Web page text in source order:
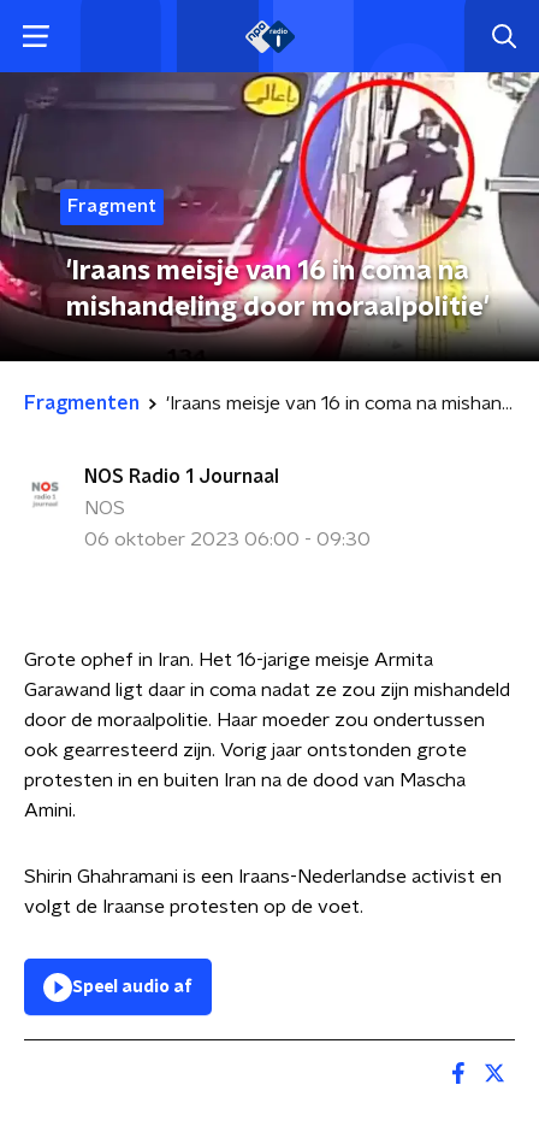
Fragment
'Iraans meisje van 16 in coma na
mishandeling door moraalpolitie'
Fragmenten 'Iraans meisje van 16 in coma na mishandeling door moraalpolitie'
NOS Radio 1 Journaal
NOS
06 oktober 2023 06:00 - 09:30
Grote ophef in Iran. Het 16-jarige meisje Armita
Garawand ligt daar in coma nadat ze zou zijn mishandeld
door de moraalpolitie. Haar moeder zou ondertussen
ook gearresteerd zijn. Vorig jaar ontstonden grote
protesten in en buiten Iran na de dood van Mascha
Amini.
Shirin Ghahramani is een Iraans-Nederlandse activist en
volgt de Iraanse protesten op de voet.
Speel audio af